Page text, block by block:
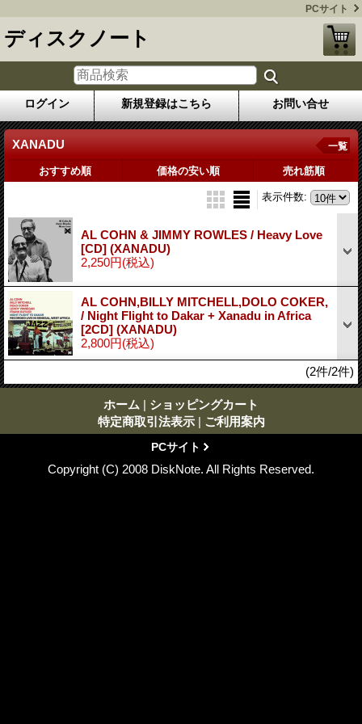
PCサイト
ディスクノート
ログイン 新規登録はこちら お問い合せ
XANADU 一覧
おすすめ順 価格の安い順 売れ筋順
表示件数:
AL COHN & JIMMY ROWLES / Heavy Love
[CD] (XANADU)
2,250円(税込)
AL COHN,BILLY MITCHELL,DOLO COKER,
/ Night Flight to Dakar + Xanadu in Africa
[2CD] (XANADU)
2,800円(税込)
(2件/2件)
ホーム | ショッピングカート
特定商取引法表示 | ご利用案内
PCサイト
Copyright (C) 2008 DiskNote. All Rights Reserved.